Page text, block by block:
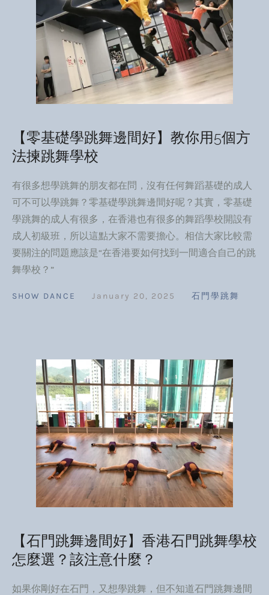
【零基礎學跳舞邊間好】教你用5個方
法揀跳舞學校
有很多想學跳舞的朋友都在問，沒有任何舞蹈基礎的成人
可不可以學跳舞？零基礎學跳舞邊間好呢？其實，零基礎
學跳舞的成人有很多，在香港也有很多的舞蹈學校開設有
成人初級班，所以這點大家不需要擔心。相信大家比較需
要關注的問題應該是“在香港要如何找到一間適合自己的跳
舞學校？”
SHOW DANCE January 20, 2025 石門學跳舞
【石門跳舞邊間好】香港石門跳舞學校
怎麼選？該注意什麼？
如果你剛好在石門，又想學跳舞，但不知道石門跳舞邊間